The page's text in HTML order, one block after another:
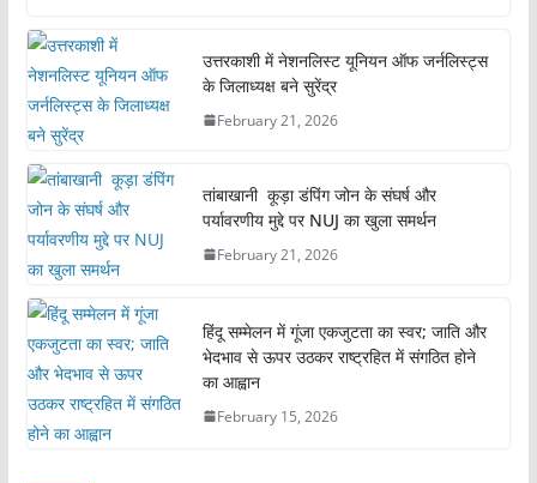
c
e
b
o
k
er s
A
p
p
e
उत्तरकाशी में नेशनलिस्ट यूनियन ऑफ जर्नलिस्ट्स
के जिलाध्यक्ष बने सुरेंद्र
February 21, 2026
तांबाखानी कूड़ा डंपिंग जोन के संघर्ष और
पर्यावरणीय मुद्दे पर NUJ का खुला समर्थन
February 21, 2026
हिंदू सम्मेलन में गूंजा एकजुटता का स्वर; जाति और
भेदभाव से ऊपर उठकर राष्ट्रहित में संगठित होने
का आह्वान
February 15, 2026